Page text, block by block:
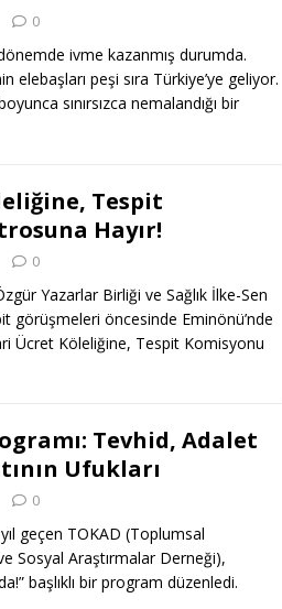
0
ivme kazanmış durumda.
elebaşları peşi sıra Türkiye’ye geliyor.
sınırsızca nemalandığı bir
Tespit
Hayır!
0
Yazarlar Birliği ve Sağlık İlke-Sen
görüşmeleri öncesinde Eminönü’nde
Ücret Köleliğine, Tespit Komisyonu
Tevhid, Adalet
Ufukları
0
geçen TOKAD (Toplumsal
Sosyal Araştırmalar Derneği),
başlıklı bir program düzenledi.